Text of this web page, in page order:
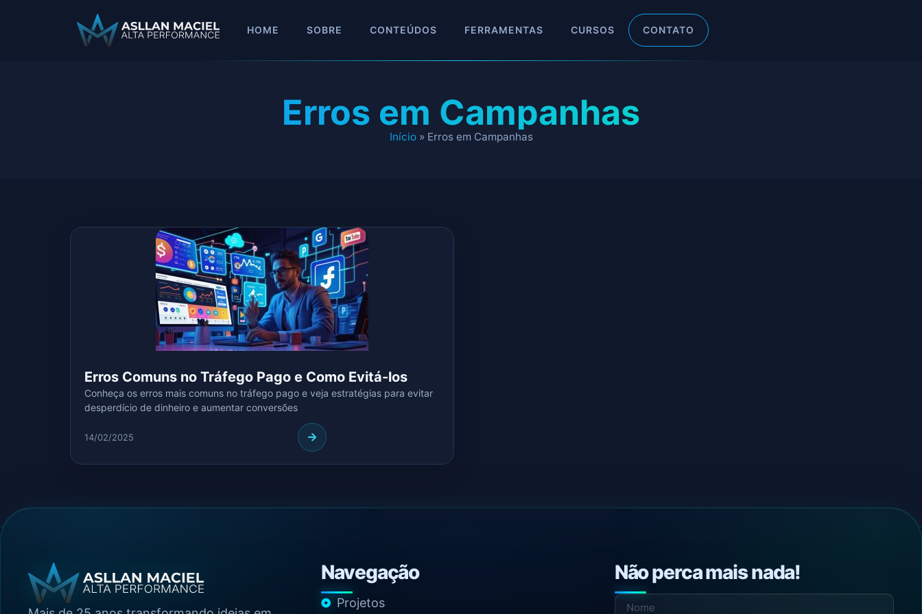
HOME SOBRE CONTEÚDOS FERRAMENTAS CURSOS CONTATO
Erros em Campanhas
Início» Erros em Campanhas
Erros Comuns no Tráfego Pago e Como Evitá-los
Conheça os erros mais comuns no tráfego pago e veja estratégias para evitar
desperdício de dinheiro e aumentar conversões
14/02/2025
Navegação
Projetos
Não perca mais nada!